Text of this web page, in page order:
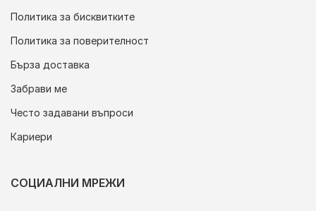
Политика за бисквитките
Политика за поверителност
Бърза доставка
Забрави ме
Често задавани въпроси
Кариери
СОЦИАЛНИ МРЕЖИ